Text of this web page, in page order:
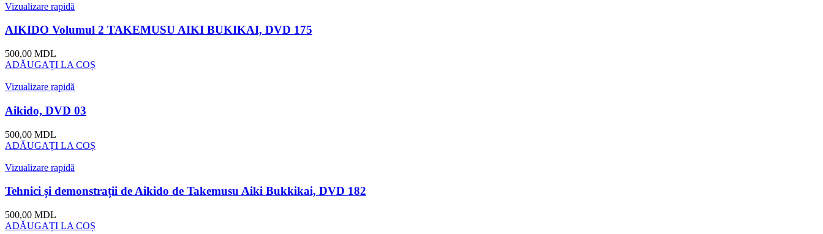
Vizualizare rapidă
AIKIDO Volumul 2 TAKEMUSU AIKI BUKIKAI, DVD 175
500,00 MDL
ADĂUGAȚI LA COȘ
Vizualizare rapidă
Aikido, DVD 03
500,00 MDL
ADĂUGAȚI LA COȘ
Vizualizare rapidă
Tehnici și demonstrații de Aikido de Takemusu Aiki Bukkikai, DVD 182
500,00 MDL
ADĂUGAȚI LA COȘ